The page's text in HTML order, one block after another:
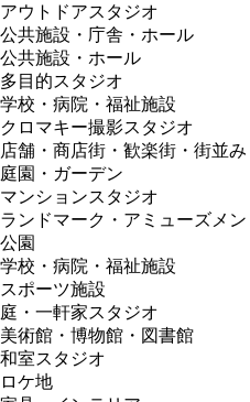
アウトドアスタジオ
公共施設・庁舎・ホール
公共施設・ホール
多目的スタジオ
学校・病院・福祉施設
クロマキー撮影スタジオ
店舗・商店街・歓楽街・街並み
庭園・ガーデン
マンションスタジオ
ランドマーク・アミューズメ
公園
学校・病院・福祉施設
スポーツ施設
庭・一軒家スタジオ
美術館・博物館・図書館
和室スタジオ
ロケ地